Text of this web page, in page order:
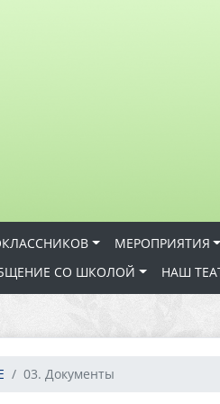
МЕРОПРИЯТИЯ
СО ШКОЛОЙ НАШ
03. Документы